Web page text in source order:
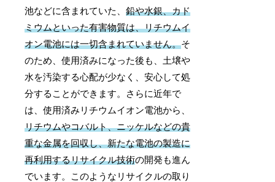
池などに含まれていた、鉛や水銀、カド
ミウムといった有害物質は、リチウムイ
オン電池には一切含まれていません。そ
のため、使用済みになった後も、土壌や
水を汚染する心配が少なく、安心して処
分することができます。さらに近年で
は、使用済みリチウムイオン電池から、
リチウムやコバルト、ニッケルなどの貴
重な金属を回収し、新たな電池の製造に
再利用するリサイクル技術の開発も進ん
でいます。このようなリサイクルの取り